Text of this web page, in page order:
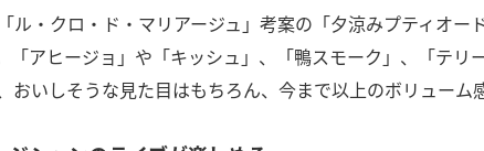
ル・クロ・ド・マリアージュ」考案の「夕涼みプティオー
「アヒージョ」や「キッシュ」、「鴨スモーク」、「テリ
おいしそうな見た目はもちろん、今まで以上のボリュー